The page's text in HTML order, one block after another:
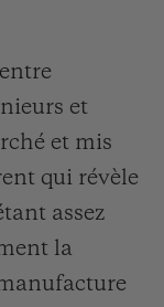
et
et mis
qui révèle
assez
la